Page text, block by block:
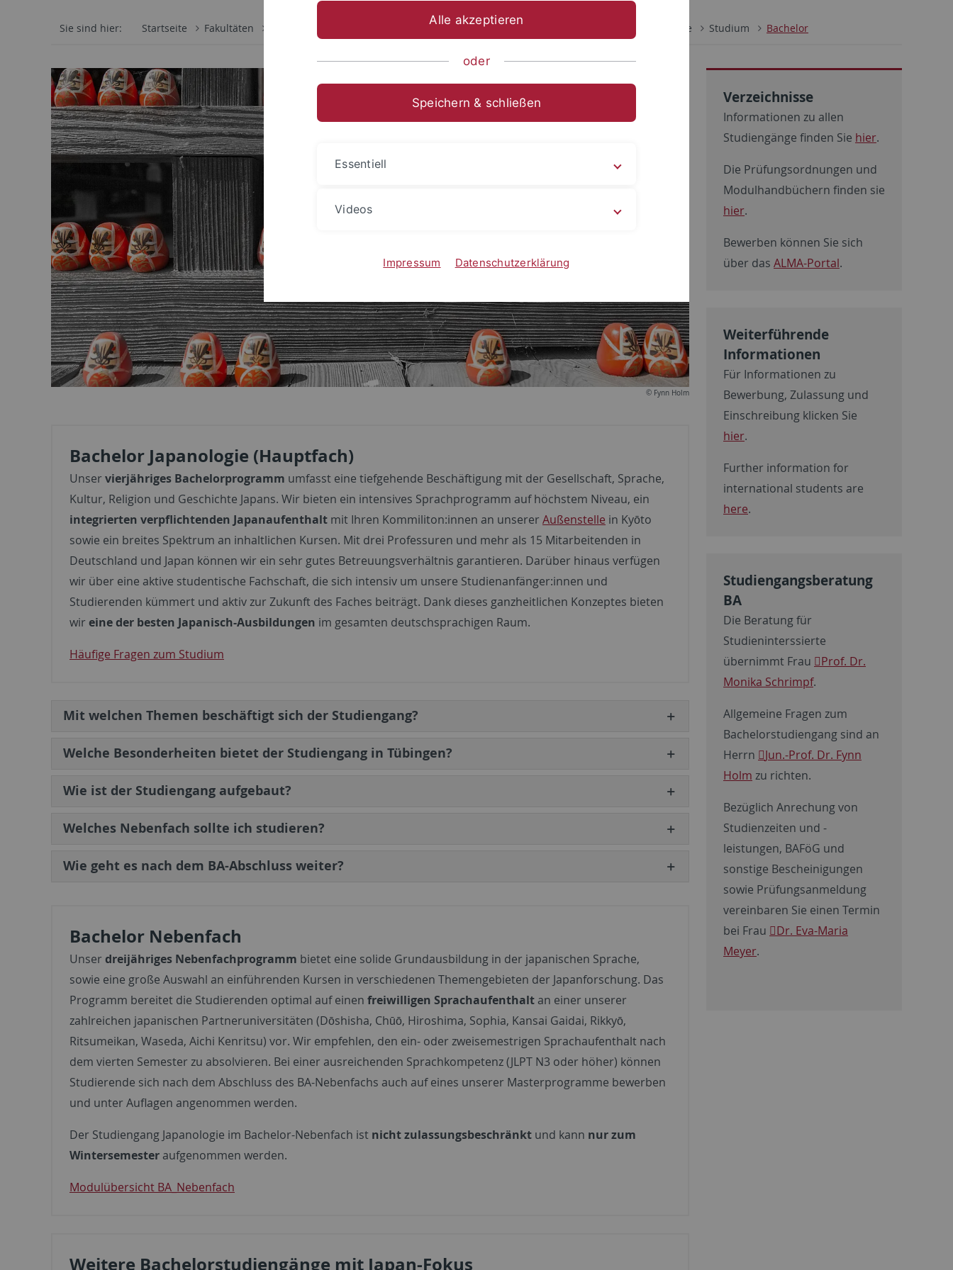
Sie sind hier: Startseite Fakultäten Fachbereiche Asien-Orient-Wissenschaften Japanologie Studium Bachelor
© Fynn Holm
Bachelor Japanologie (Hauptfach)
Unser vierjähriges Bachelorprogramm umfasst eine tiefgehende Beschäftigung mit der Gesellschaft, Sprache,
Kultur, Religion und Geschichte Japans. Wir bieten ein intensives Sprachprogramm auf höchstem Niveau, ein
integrierten verpflichtenden Japanaufenthalt mit Ihren Kommiliton:innen an unserer Außenstelle in Kyōto
sowie ein breites Spektrum an inhaltlichen Kursen. Mit drei Professuren und mehr als 15 Mitarbeitenden in
Deutschland und Japan können wir ein sehr gutes Betreuungsverhältnis garantieren. Darüber hinaus verfügen
wir über eine aktive studentische Fachschaft, die sich intensiv um unsere Studienanfänger:innen und
Studierenden kümmert und aktiv zur Zukunft des Faches beiträgt. Dank dieses ganzheitlichen Konzeptes bieten
wir eine der besten Japanisch-Ausbildungen im gesamten deutschsprachigen Raum.
Häufige Fragen zum Studium
Mit welchen Themen beschäftigt sich der Studiengang?
Welche Besonderheiten bietet der Studiengang in Tübingen?
Wie ist der Studiengang aufgebaut?
Welches Nebenfach sollte ich studieren?
Wie geht es nach dem BA-Abschluss weiter?
Bachelor Nebenfach
Unser dreijähriges Nebenfachprogramm bietet eine solide Grundausbildung in der japanischen Sprache,
sowie eine große Auswahl an einführenden Kursen in verschiedenen Themengebieten der Japanforschung. Das
Programm bereitet die Studierenden optimal auf einen freiwilligen Sprachaufenthaltan einer unserer
zahlreichen japanischen Partneruniversitäten (Dōshisha, Chūō, Hiroshima, Sophia, Kansai Gaidai, Rikkyō,
Ritsumeikan, Waseda, Aichi Kenritsu) vor. Wir empfehlen, den ein- oder zweisemestrigen Sprachaufenthalt nach
dem vierten Semester zu absolvieren. Bei einer ausreichenden Sprachkompetenz (JLPT N3 oder höher) können
Studierende sich nach dem Abschluss des BA-Nebenfachs auch auf eines unserer Masterprogramme bewerben
und unter Auflagen angenommen werden.
Der Studiengang Japanologie im Bachelor-Nebenfach ist nicht zulassungsbeschränkt und kann nur zum
Wintersemesteraufgenommen werden.
Modulübersicht BA_Nebenfach
Weitere Bachelorstudiengänge mit Japan-Fokus
Verzeichnisse
Informationen zu allen
Studiengänge finden Sie hier.
Die Prüfungsordnungen und
Modulhandbüchern finden sie
hier.
Bewerben können Sie sich
über das ALMA-Portal.
Weiterführende
Informationen
Für Informationen zu
Bewerbung, Zulassung und
Einschreibung klicken Sie
hier.
Further information for
international students are
here.
Studiengangsberatung
BA
Die Beratung für
Studieninterssierte
übernimmt Frau
Prof. Dr.
Monika Schrimpf.
Allgemeine Fragen zum
Bachelorstudiengang sind an
Herrn
Jun.-Prof. Dr. Fynn
Holm zu richten.
Bezüglich Anrechung von
Studienzeiten und -
leistungen, BAFöG und
sonstige Bescheinigungen
sowie Prüfungsanmeldung
vereinbaren Sie einen Termin
bei Frau
Dr. Eva-Maria
Meyer.
Alle akzeptieren
oder
Speichern & schließen
Essentiell
Videos
Impressum Datenschutzerklärung